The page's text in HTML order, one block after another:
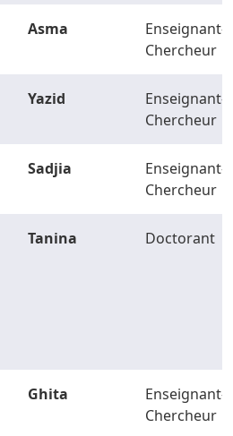
Asma
Enseignant-
Chercheur
Yazid
Enseignant-
Chercheur
Sadjia
Enseignant-
Chercheur
Tanina Doctorant
Ghita
Enseignant-
Chercheur